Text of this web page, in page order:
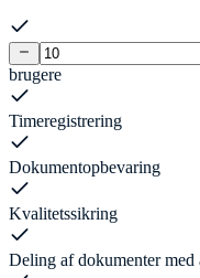
brugere
Timeregistrering
Dokumentopbevaring
Kvalitetssikring
Deling af dokumenter med